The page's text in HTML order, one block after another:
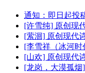
通知：即日起投
[许雪纯] 原创现
[萦洄] 原创现代
[李雪祥（冰河时
[山欢] 原创现代
[龙岗，大漠孤